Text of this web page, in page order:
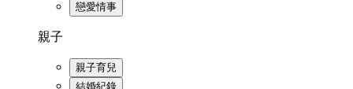
戀愛情事
親子
親子育兒
結婚紀錄